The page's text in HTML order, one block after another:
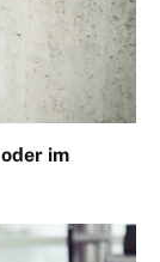
im